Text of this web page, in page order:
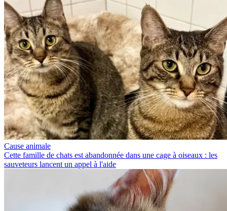
Cause animale
Cette famille de chats est abandonnée dans une cage à oiseaux : les
sauveteurs lancent un appel à l'aide